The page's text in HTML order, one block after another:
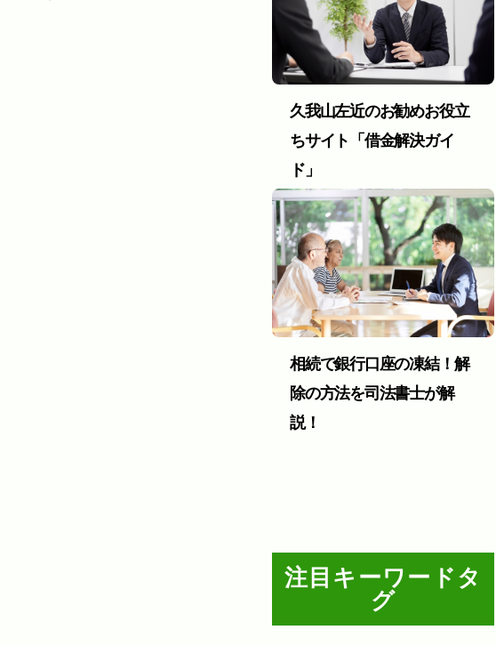
久我山左近のお勧めお役立
ちサイト「借金解決ガイ
ド」
相続で銀行口座の凍結！解
除の方法を司法書士が解
説！
注目キーワードタ
グ